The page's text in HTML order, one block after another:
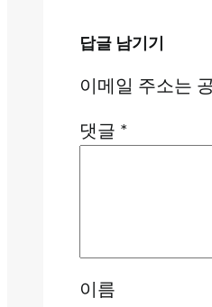
답글 남기기
이메일 주소는
댓글 *
이름